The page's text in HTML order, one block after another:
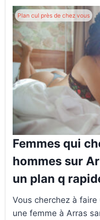
Femmes qui
hommes sur
un plan q
Plan cul près de chez vous
Vous cherchez à
une femme à Arras